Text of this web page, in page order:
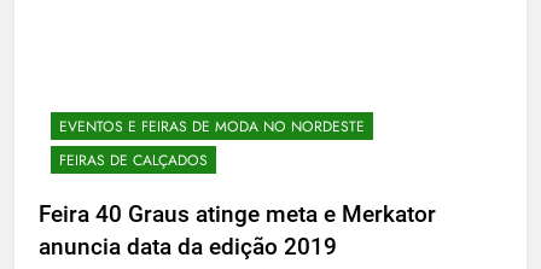
EVENTOS E FEIRAS DE MODA NO NORDESTE
FEIRAS DE CALÇADOS
Feira 40 Graus atinge meta e Merkator
anuncia data da edição 2019